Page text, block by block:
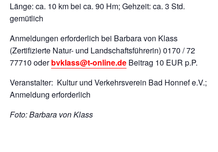
Länge: ca. 10 km bei ca. 90 Hm; Gehzeit: ca. 3 Std.
gemütlich
Anmeldungen erforderlich bei Barbara von Klass
(Zertifizierte Natur- und Landschaftsführerin) 0170 / 72
77710 oderbvklass@t-online.de Beitrag 10 EUR p.P.
Veranstalter: Kultur und Verkehrsverein Bad Honnefe.V.;
Anmeldung erforderlich
Foto: Barbara von Klass